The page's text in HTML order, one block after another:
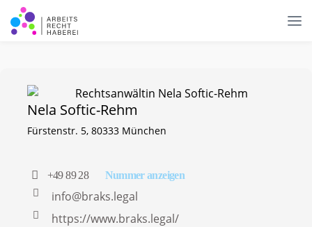
Nela Softic-Rehm
Fürstenstr. 5, 80333 München
+49 89 28
info@braks.legal
https://www.braks.legal/